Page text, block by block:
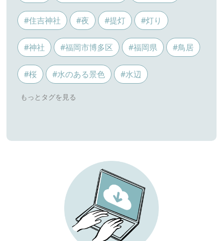
#住吉神社 #夜 #提灯 #灯り
#神社 #福岡市博多区 #福岡県 #鳥居
#桜 #水のある景色 #水辺